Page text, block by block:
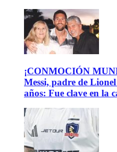
¡CONMOCIÓN
Messi, padre de
años: Fue clave en la